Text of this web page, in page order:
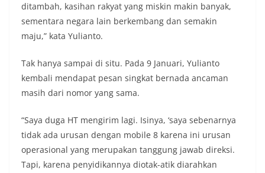
ditambah, kasihan rakyat yang miskin makin banyak,
sementara negara lain berkembang dan semakin
maju,” kata Yulianto.
Tak hanya sampai di situ. Pada 9 Januari, Yulianto
kembali mendapat pesan singkat bernada ancaman
masih dari nomor yang sama.
“Saya duga HT mengirim lagi. Isinya, ‘saya sebenarnya
tidak ada urusan dengan mobile 8 karena ini urusan
operasional yang merupakan tanggung jawab direksi.
Tapi, karena penyidikannya diotak-atik diarahkan